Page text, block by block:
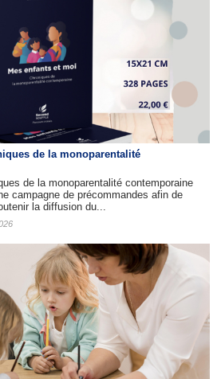
de la monoparentalité
de la monoparentalité contemporaine
campagne de précommandes afin de
la diffusion du...